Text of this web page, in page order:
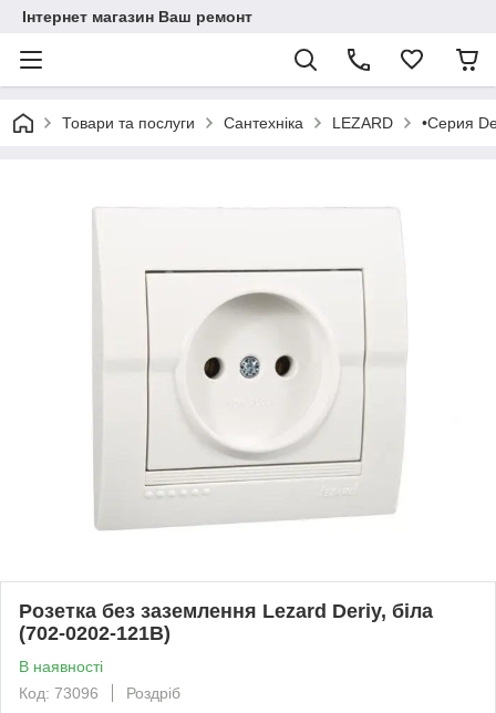
Інтернет магазин Ваш ремонт
Товари та послуги Сантехніка LEZARD •Серия
Розетка без заземлення Lezard Deriy, біла
(702-0202-121B)
В наявності
Код: 73096
Роздріб